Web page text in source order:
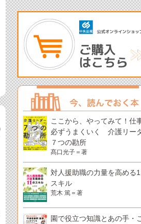
ここから、やってみて！仕
必ずうまくいく 介護リー
７つの勘所
髙口光子＝著
対人援助職の力量を高める
スキル
荒木 篤＝著
園で役立つ知識とあの手・